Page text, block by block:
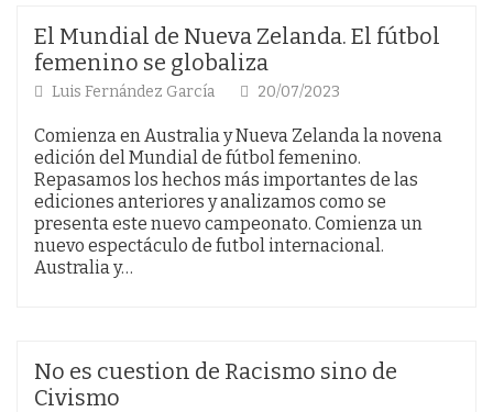
El Mundial de Nueva Zelanda. El fútbol
femenino se globaliza
Luis Fernández García 20/07/2023
Comienza en Australia y Nueva Zelanda la novena
edición del Mundial de fútbol femenino.
Repasamos los hechos más importantes de las
ediciones anteriores y analizamos como se
presenta este nuevo campeonato. Comienza un
nuevo espectáculo de futbol internacional.
Australia y…
No es cuestion de Racismo sino de
Civismo